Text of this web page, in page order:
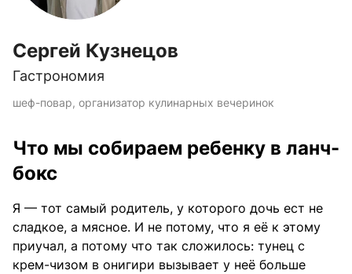
Сергей Кузнецов
Гастрономия
шеф-повар, организатор кулинарных вечеринок
Что мы собираем ребенку в ланч-
бокс
Я — тот самый родитель, у которого дочь ест не
сладкое, а мясное. И не потому, что я её к этому
приучал, а потому что так сложилось: тунец с
крем-чизом в онигири вызывает у неё больше